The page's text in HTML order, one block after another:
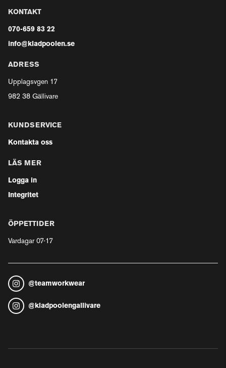
KONTAKT
070-659 83 22
info@kladpoolen.se
ADRESS
Upplagsvgen 17
982 38 Gällivare
KUNDSERVICE
Kontakta oss
LÄS MER
Logga in
Integritet
ÖPPETTIDER
Vardagar 07-17
@teamworkwear
@ kladpoolengallivare